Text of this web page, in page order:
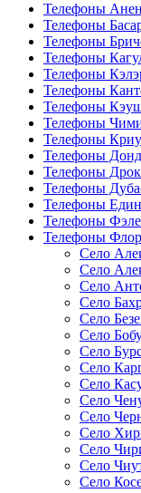
Телефоны
Телефоны
Телефоны
Телефоны
Телефоны
Телефоны
Телефоны
Телефоны
Телефоны
Телефоны
Телефоны
Телефоны
Телефоны
Телефоны
Телефоны
Село
Село
Село
Село
Село
Село
Село
Село
Село
Село
Село
Село
Село
Село
Село